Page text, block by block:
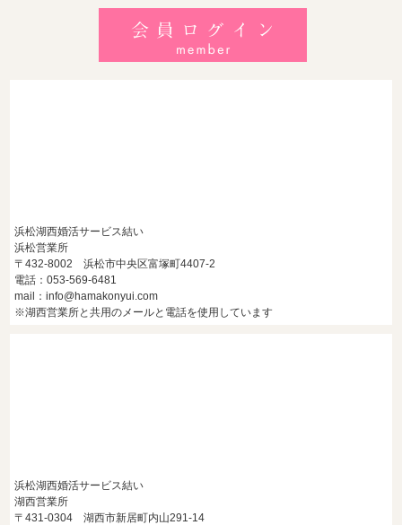
【浜松】30代・40代男性で「モテない男」の共通点とは？
地元の婚活女子が避けるNGな特徴3選
【共感必至】浜松の婚活あるある7選！20代・30代・40代の
浜松湖西婚活サービス結い
浜松営業所
〒432-8002 浜松市中央区富塚町4407-2
電話：053-569-6481
mail：info@hamakonyui.com
※湖西営業所と共用のメールと電話を使用しています
浜松湖西婚活サービス結い
湖西営業所
〒431-0304 湖西市新居町内山291-14